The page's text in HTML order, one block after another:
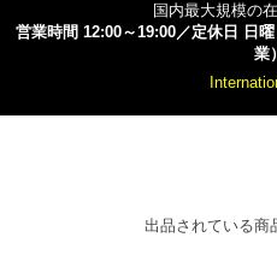
国内最大規模の
営業時間 12:00～19:00／定休日 日
業）
出品されている商